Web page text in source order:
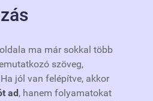
ma már sokkal több
szöveg,
jól van felépítve, akkor
ad , hanem folyamatokat